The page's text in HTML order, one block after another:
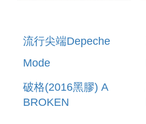
流行尖端Depeche
Mode
破格(2016黑膠) A
BROKEN